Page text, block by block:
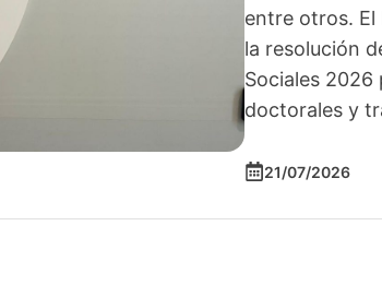
entre otros.
la resolución
Sociales 2026
doctorales y
21/07/2026